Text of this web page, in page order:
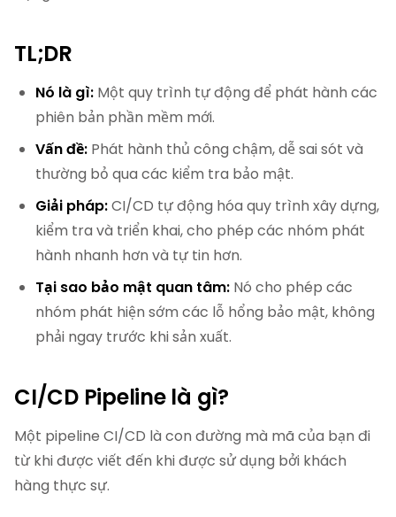
TL;DR
Nó là gì: Một quy trình tự động để phát hành các
phiên bản phần mềm mới.
Vấn đề: Phát hành thủ công chậm, dễ sai sót và
thường bỏ qua các kiểm tra bảo mật.
Giải pháp:CI/CD tự động hóa quy trình xây dựng,
kiểm tra và triển khai, cho phép các nhóm phát
hành nhanh hơn và tự tin hơn.
Tại sao bảo mật quan tâm: Nó cho phép các
nhóm phát hiện sớm các lỗ hổng bảo mật, không
phải ngay trước khi sản xuất.
CI/CD Pipeline là gì?
Một pipeline CI/CD là con đường mà mã của bạn đi
từ khi được viết đến khi được sử dụng bởi khách
hàng thực sự.